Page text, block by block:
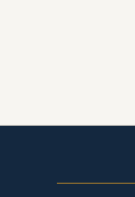
FOLLOW ON INSTAGRAM